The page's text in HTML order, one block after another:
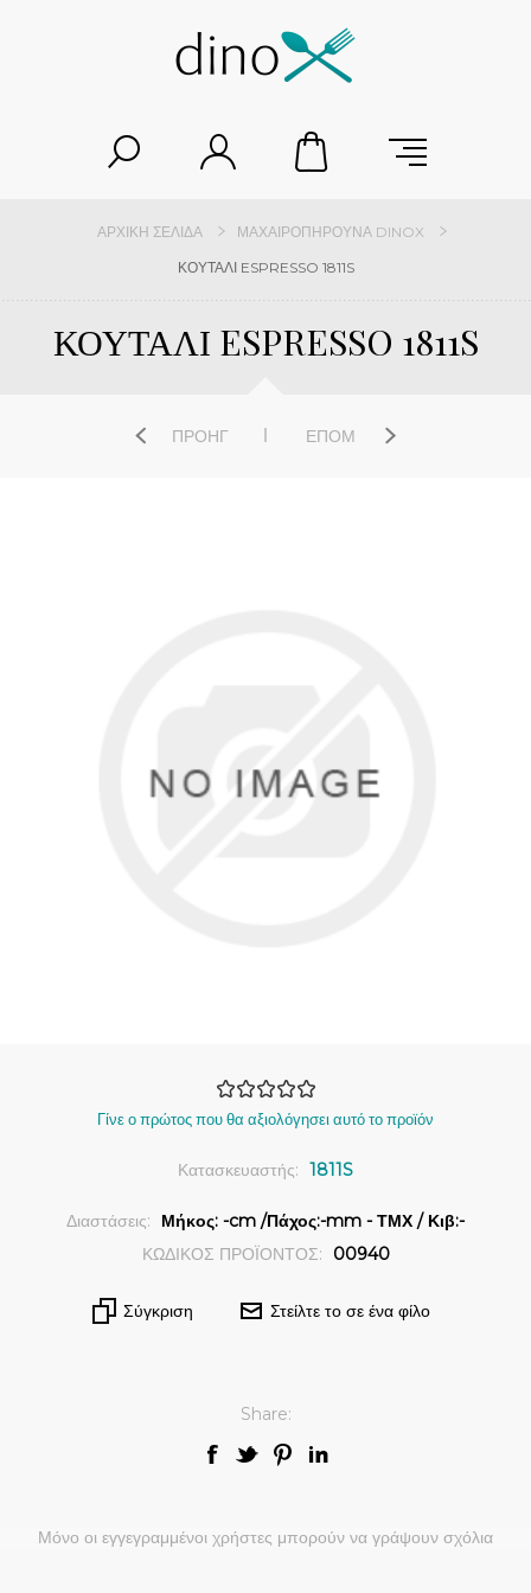
ΑΡΧΙΚΉ ΣΕΛΊΔΑ
ΜΑΧΑΙΡΟΠΉΡΟΥΝΑ DINOX
ΚΟΥΤΑΛΙ ESPRESSO 1811S
ΚΟΥΤΑΛΙ ESPRESSO 1811S
ΠΡΟΗΓ ΕΠΌΜ
Γίνε ο πρώτος που θα αξιολόγησει αυτό το προϊόν
Κατασκευαστής: 1811S
Διαστάσεις:
Μήκος: -cm /Πάχος:-mm - ΤΜΧ / Κιβ:-
ΚΩΔΙΚΟΣ ΠΡΟΪΟΝΤΟΣ:
00940
Σύγκριση Στείλτε το σε ένα φίλο
Share:
Μόνο οι εγγεγραμμένοι χρήστες μπορούν να γράψουν σχόλια